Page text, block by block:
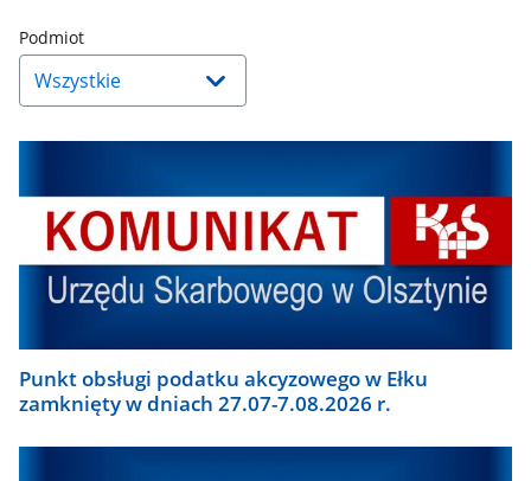
PodmiotNaciśnij
strzałkę
w
dół,
aby
pozycję.
Dane
zaktualizują
się
automatycznie.
Punkt obsługi podatku akcyzowego w Ełku
zamknięty w dniach 27.07-7.08.2026 r.